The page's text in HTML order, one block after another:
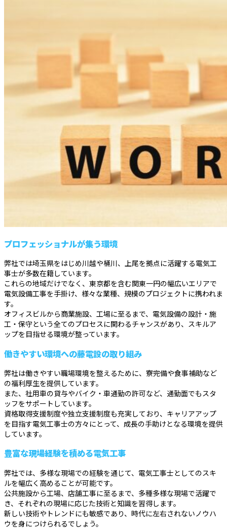
プロフェッショナルが集う環境
弊社では埼玉県をはじめ川越や桶川、上尾を拠点に活躍する電気工
事士が多数在籍しています。
これらの地域だけでなく、東京都を含む関東一円の幅広いエリアで
電気設備工事を手掛け、様々な業種、規模のプロジェクトに携われま
す。
オフィスビルから商業施設、工場に至るまで、電気設備の設計・施
工・保守という全てのプロセスに関わるチャンスがあり、スキルア
ップを目指せる環境が整っています。
働きやすい環境への藤電設の取り組み
弊社は働きやすい職場環境を整えるために、寮完備や食事補助など
の福利厚生を提供しています。
また、社用車の貸与やバイク・車通勤の許可など、通勤面でもスタ
ッフをサポートしています。
資格取得支援制度や独立支援制度も充実しており、キャリアアップ
を目指す電気工事士の方々にとって、成長の手助けとなる環境を提供
しています。
豊富な現場経験を積める電気工事
弊社では、多様な現場での経験を通じて、電気工事士としてのスキ
ルを幅広く高めることが可能です。
公共施設から工場、店舗工事に至るまで、多種多様な現場で活躍で
き、それぞれの現場に応じた技術と知識を習得します。
新しい技術やトレンドにも敏感であり、時代に左右されないノウハ
ウを身につけられるでしょう。